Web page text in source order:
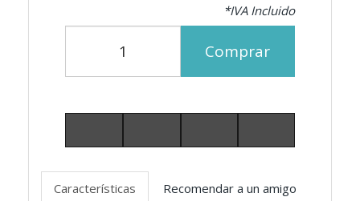
*IVA Incluido
Comprar
Características Recomendar a un amigo